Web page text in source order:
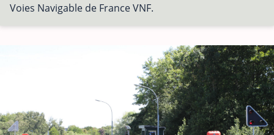
Voies Navigable de France VNF.